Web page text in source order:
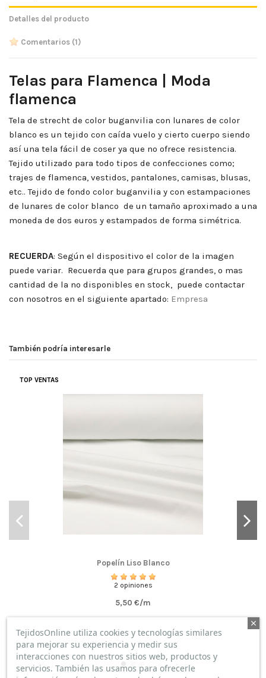
Detalles del producto
Comentarios (1)
Telas para Flamenca | Moda
flamenca
Tela de strecht de color buganvilia con lunares de color
blanco es un tejido con caída vuelo y cierto cuerpo siendo
así una tela fácil de coser ya que no ofrece resistencia.
Tejido utilizado para todo tipos de confecciones como;
trajes de flamenca, vestidos, pantalones, camisas, blusas,
etc.. Tejido de fondo color buganvilia y con estampaciones
de lunares de color blanco de un tamaño aproximado a una
moneda de dos euros y estampados de forma simétrica.
RECUERDA: Según el dispositivo el color de la imagen
puede variar. Recuerda que para grupos grandes, o mas
cantidad de la no disponibles en stock, puede contactar
con nosotros en el siguiente apartado: Empresa
Pedido recibido en menos de 24 h
También podría interesarle
TOP VENTAS
Popelín Liso Blanco
2 opiniones
5,50 €/m
TejidosOnline utiliza cookies y tecnologías similares
para mejorar su experiencia y medir sus
interacciones con nuestros sitios web, productos y
servicios. También las usamos para ofrecerle